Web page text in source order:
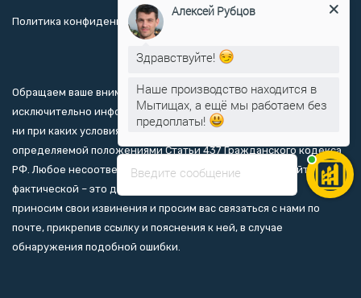
Политика конфиденциальности
Обращаем ваше внимание на то, что данный ресурс носит
исключительно информационно-ознакомительный характер, и
ни при каких условиях не является публичной офертой,
определяемой положениями Статьи 437 Гражданского кодекса
РФ. Любое несоответствие информации о товаре на сайте с
фактической – это досадная ошибка, мы заранее за это
приносим свои извинения и просим вас связаться с нами по
почте, прикрепив ссылку и пояснения к ней, в случае
обнаружения подобной ошибки.
Введите сообщение
Алексей Рубцов
Здравствуйте!
Наше производство находится в
Мытищах, а ещё мы работаем без
предоплаты!